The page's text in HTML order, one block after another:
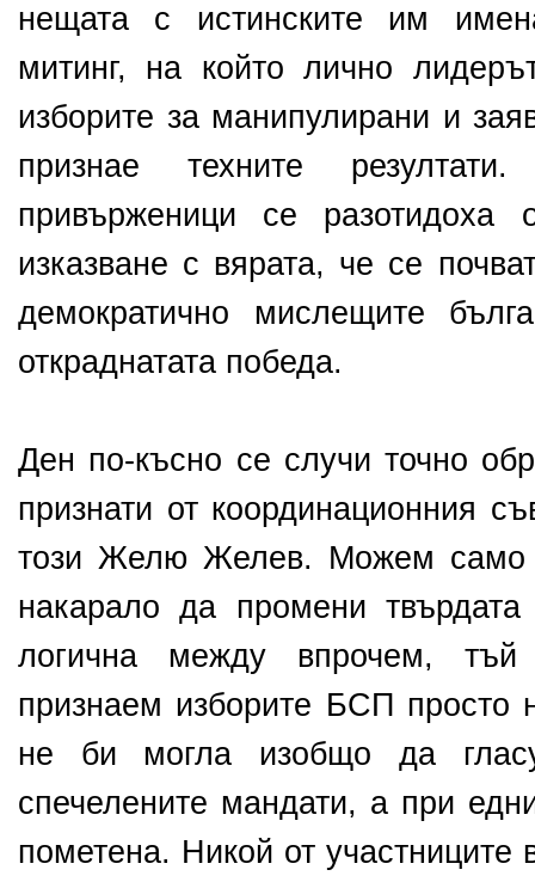
нещата с истинските им
митинг, на който лично
изборите за манипулирани и
признае техните
привърженици се разотидоха
изказване с вярата, че се
демократично мислещите
откраднатата победа.
Ден по-късно се случи точно
признати от координационния
този Желю Желев. Можем само
накарало да промени
логична между впрочем,
признаем изборите БСП просто
не би могла изобщо да
спечелените мандати, а при
пометена. Никой от участниците